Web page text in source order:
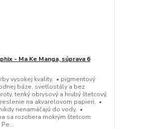
- Ma Ke Manga, súprava 6
vysokej kvality, • pigmentový
báze, svetlostály a bez
tenký obrysový a hrubý štetcový,
na akvarelovom papieri, •
nenamáčajú do vody, •
sa rozotiera mokrým štetcom